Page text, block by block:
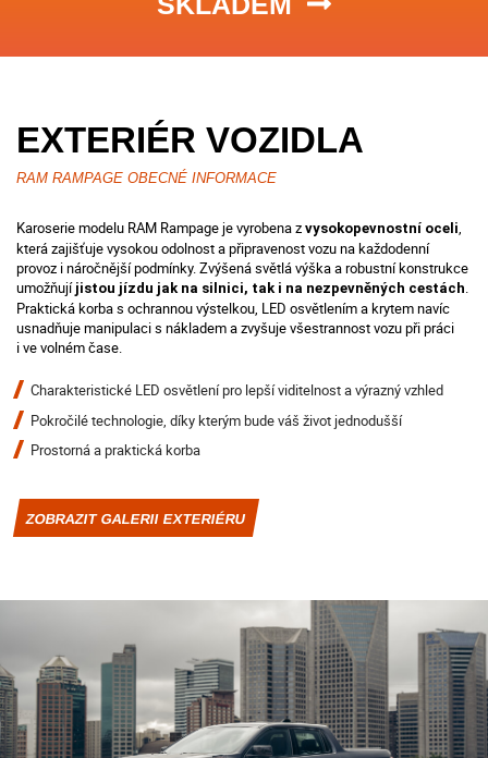
EXTERIÉR VOZIDLA
RAM RAMPAGE OBECNÉ INFORMACE
Karoserie modelu RAM Rampage je vyrobena z vysokopevnostní oceli
která zajišťuje vysokou odolnost a připravenost vozu na každodenní
provoz i náročnější podmínky. Zvýšená světlá výška a robustní konstrukce
umožňují jistou jízdu jak na silnici, tak i na nezpevněných cestách
Praktická korba s ochrannou výstelkou, LED osvětlením a krytem navíc
usnadňuje manipulaci s nákladem a zvyšuje všestrannost vozu při práci
i ve volném čase.
Charakteristické LED osvětlení pro lepší viditelnost a výrazný vzhled
Pokročilé technologie, díky kterým bude váš život jednodušší
Prostorná a praktická korba
ZOBRAZIT GALERII EXTERIÉRU